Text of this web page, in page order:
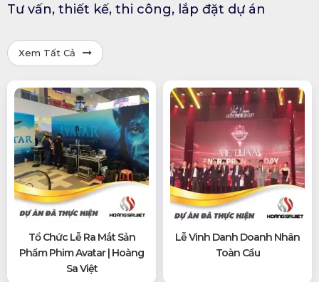
Tư vấn, thiết kế, thi công, lắp đặt dự án
Xem Tất Cả
Tổ Chức Lễ Ra Mắt Sản
Phẩm Phim Avatar | Hoàng
Sa Việt
Lễ Vinh Danh Doanh Nhân
Toàn Cầu